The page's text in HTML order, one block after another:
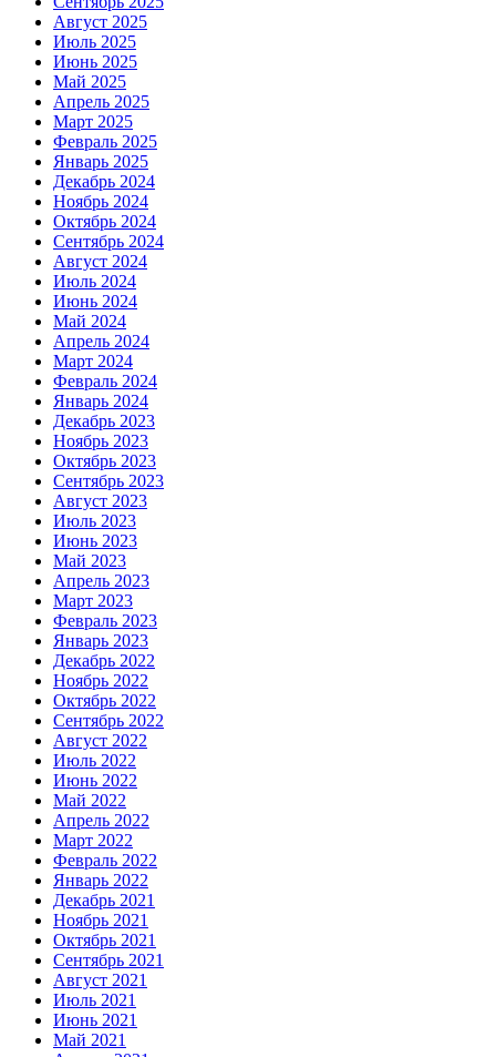
Август 2025
Июль 2025
Июнь 2025
Май 2025
Апрель 2025
Март 2025
Февраль 2025
Январь 2025
Декабрь 2024
Ноябрь 2024
Октябрь 2024
Сентябрь 2024
Август 2024
Июль 2024
Июнь 2024
Май 2024
Апрель 2024
Март 2024
Февраль 2024
Январь 2024
Декабрь 2023
Ноябрь 2023
Октябрь 2023
Сентябрь 2023
Август 2023
Июль 2023
Июнь 2023
Май 2023
Апрель 2023
Март 2023
Февраль 2023
Январь 2023
Декабрь 2022
Ноябрь 2022
Октябрь 2022
Сентябрь 2022
Август 2022
Июль 2022
Июнь 2022
Май 2022
Апрель 2022
Март 2022
Февраль 2022
Январь 2022
Декабрь 2021
Ноябрь 2021
Октябрь 2021
Сентябрь 2021
Август 2021
Июль 2021
Июнь 2021
Май 2021